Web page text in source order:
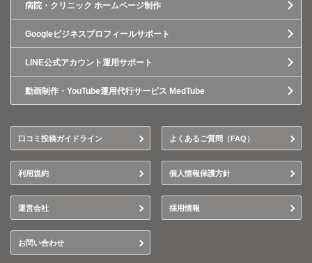
病院・クリニック ホームページ制作
Googleビジネスプロフィールサポート
LINE公式アカウント運用サポート
動画制作・YouTube運用代行サービス MedTube
口コミ投稿ガイドライン よくあるご質問（FAQ）
利用規約 個人情報保護方針
運営会社 採用情報
お問い合わせ